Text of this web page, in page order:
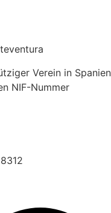
Verein in Spanien
NIF-Nummer